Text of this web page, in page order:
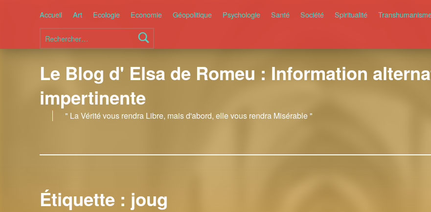
Rechercher :
Accueil Art Ecologie Economie Géopolitique Psychologie Santé Société Spiritualité
Le Blog d' Elsa de Romeu : Information
impertinente
" La Vérité vous rendra Libre, mais d'abord, elle vous rendra Misérable "
Étiquette : joug